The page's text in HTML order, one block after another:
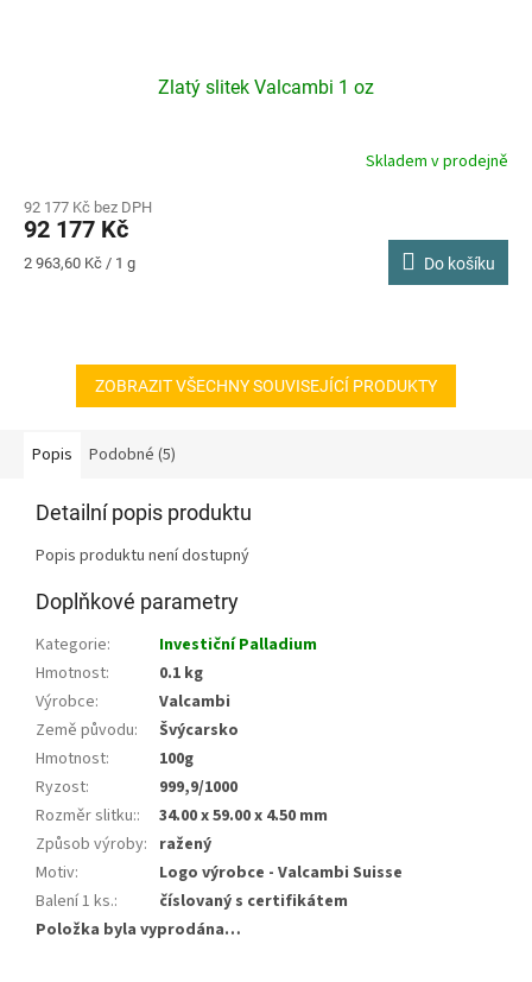
Zlatý slitek Valcambi 1 oz
Skladem v prodejně
92 177 Kč bez DPH
92 177 Kč
Měrná
2 963,60 Kč / 1 g Do košíku
ZOBRAZIT VŠECHNY SOUVISEJÍCÍ PRODUKTY
Popis Podobné (5)
Detailní popis produktu
Popis produktu není dostupný
Doplňkové parametry
Kategorie:
Investiční Palladium
Hmotnost:
0.1 kg
Výrobce:
Valcambi
Země původu:
Švýcarsko
Hmotnost:
100g
Ryzost:
999,9/1000
Rozměr slitku::
34.00 x 59.00 x 4.50 mm
Způsob výroby: ražený
Motiv:
Logo výrobce - Valcambi Suisse
Balení 1 ks.:
číslovaný s certifikátem
Položka byla vyprodána…